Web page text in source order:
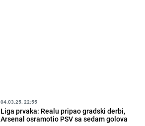
04.03.25. 22:55
Liga prvaka: Realu pripao gradski derbi,
Arsenal osramotio PSV sa sedam golova